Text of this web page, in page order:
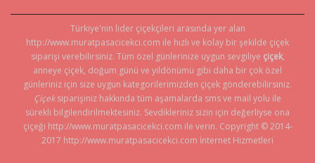
Türkiye'nin lider çiçekçileri arasında yer alan
http://www.muratpasacicekci.com ile hızlı ve kolay bir şekilde çiçek
siparişi verebilirsiniz. Tüm özel günlerinize uygun sevgiliye çiçek,
anneye çiçek, doğum günü ve yıldönümü gibi daha bir çok özel
günleriniz için size uygun kategorilerimizden çiçek gönderebilirsiniz.
Çiçeksiparişiniz hakkında tüm aşamalarda sms ve mail yolu ile
sürekli bilgilendirilmektesiniz. Sevdikleriniz sizin için değerliyse ona
çiçeği http://www.muratpasacicekci.com ile verin. Copyright © 2014-
2017 http://www.muratpasacicekci.com İnternet Hizmetleri